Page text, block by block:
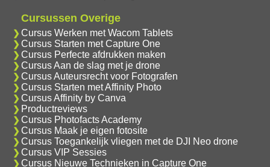
Cursussen Overige
Cursus Werken met Wacom Tablets
Cursus Starten met Capture One
Cursus Perfecte afdrukken maken
Cursus Aan de slag met je drone
Cursus Auteursrecht voor Fotografen
Cursus Starten met Affinity Photo
Cursus Affinity by Canva
Productreviews
Cursus Photofacts Academy
Cursus Maak je eigen fotosite
Cursus Toegankelijk vliegen met de DJI Neo drone
Cursus VIP Sessies
Cursus Nieuwe Technieken in Capture One